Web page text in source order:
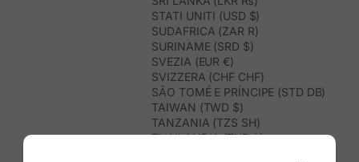
STATI UNITI (USD $)
SUDAFRICA (ZAR R)
SURINAME (SRD $)
SVEZIA (EUR €)
SVIZZERA (CHF CHF)
SÃO TOMÉ E PRÍNCIPE (STD DB)
TAIWAN (TWD $)
TANZANIA (TZS SH)
THAILANDIA (THB ฿)